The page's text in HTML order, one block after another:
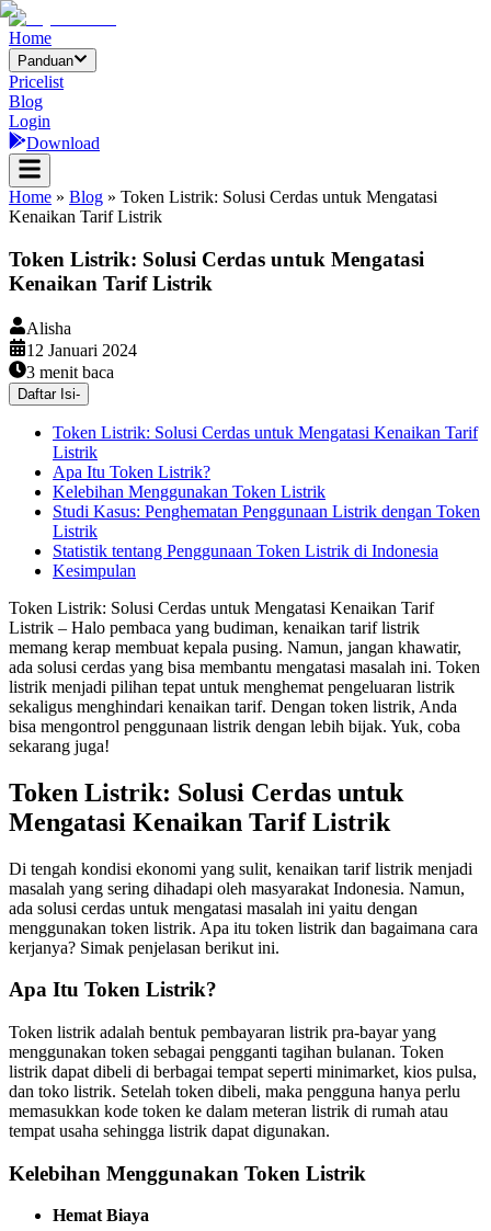
Home
Panduan
Pricelist
Blog
Login
Download
Home » Blog » Token Listrik: Solusi Cerdas untuk Mengatasi
Kenaikan Tarif Listrik
Token Listrik: Solusi Cerdas untuk Mengatasi
Kenaikan Tarif Listrik
Alisha
12 Januari 2024
3 menit baca
Daftar Isi-
Token Listrik: Solusi Cerdas untuk Mengatasi Kenaikan Tarif
Listrik
Apa Itu Token Listrik?
Kelebihan Menggunakan Token Listrik
Studi Kasus: Penghematan Penggunaan Listrik dengan Token
Listrik
Statistik tentang Penggunaan Token Listrik di Indonesia
Kesimpulan
Token Listrik: Solusi Cerdas untuk Mengatasi Kenaikan Tarif
Listrik – Halo pembaca yang budiman, kenaikan tarif listrik
memang kerap membuat kepala pusing. Namun, jangan khawatir,
ada solusi cerdas yang bisa membantu mengatasi masalah ini. Token
listrik menjadi pilihan tepat untuk menghemat pengeluaran listrik
sekaligus menghindari kenaikan tarif. Dengan token listrik, Anda
bisa mengontrol penggunaan listrik dengan lebih bijak. Yuk, coba
sekarang juga!
Token Listrik: Solusi Cerdas untuk
Mengatasi Kenaikan Tarif Listrik
Di tengah kondisi ekonomi yang sulit, kenaikan tarif listrik menjadi
masalah yang sering dihadapi oleh masyarakat Indonesia. Namun,
ada solusi cerdas untuk mengatasi masalah ini yaitu dengan
menggunakan token listrik. Apa itu token listrik dan bagaimana cara
kerjanya? Simak penjelasan berikut ini.
Apa Itu Token Listrik?
Token listrik adalah bentuk pembayaran listrik pra-bayar yang
menggunakan token sebagai pengganti tagihan bulanan. Token
listrik dapat dibeli di berbagai tempat seperti minimarket, kios pulsa,
dan toko listrik. Setelah token dibeli, maka pengguna hanya perlu
memasukkan kode token ke dalam meteran listrik di rumah atau
tempat usaha sehingga listrik dapat digunakan.
Kelebihan Menggunakan Token Listrik
Hemat Biaya